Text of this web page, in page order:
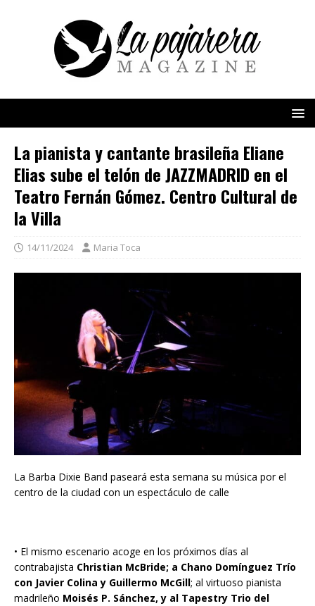
La pianista y cantante brasileña Eliane
Elias sube el telón de JAZZMADRID en el
Teatro Fernán Gómez. Centro Cultural de
la Villa
14/11/2024 Maria Toca
La Barba Dixie Band paseará esta semana su música por el
centro de la ciudad con un espectáculo de calle
• El mismo escenario acoge en los próximos días al
contrabajista Christian McBride; a Chano Domínguez Trío
con Javier Colina y Guillermo McGill; al virtuoso pianista
madrileño Moisés P. Sánchez, y al Tapestry Trio del